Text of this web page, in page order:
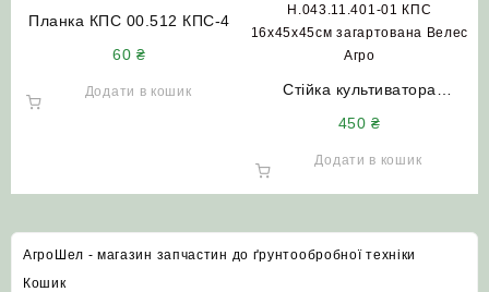
Планка КПС 00.512 КПС-4
60₴
Додати в кошик
Стійка культиватора
Велес Агро
450₴
Додати в кошик
АгроШел - магазин запчастин до ґрунтообробної техніки
Кошик